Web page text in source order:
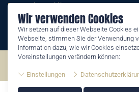
Wir verwenden Cookies
Wir setzen auf dieser Webseite Cookies
Webseite, stimmen Sie der Verwendung
Information dazu, wie wir Cookies
Voreinstellungen verändern können:
Einstellungen
Datenschutzerklärung